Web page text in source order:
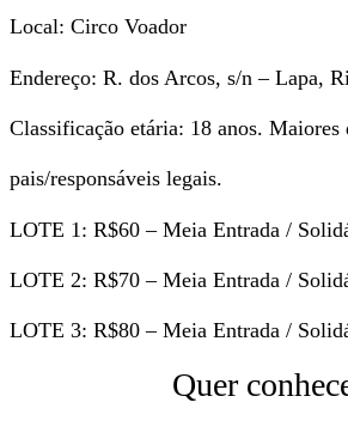
Local: Circo Voador
Endereço: R. dos Arcos, s/n – Lapa,
Classificação etária: 18 anos. Maiores
pais/responsáveis legais.
LOTE 1: R$60 – Meia Entrada /
LOTE 2: R$70 – Meia Entrada /
LOTE 3: R$80 – Meia Entrada /
Quer